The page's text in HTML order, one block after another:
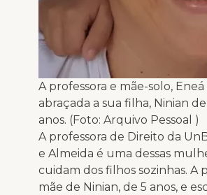
A professora e mãe-solo,
abraçada a sua filha, Ninian
anos. (Foto: Arquivo Pessoal )
A professora de Direito da
e Almeida é uma dessas
cuidam dos filhos sozinhas. A
mãe de Ninian, de 5 anos, e